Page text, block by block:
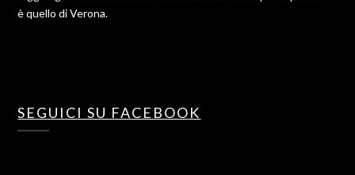
è quello di Verona.
SEGUICI SU FACEBOOK